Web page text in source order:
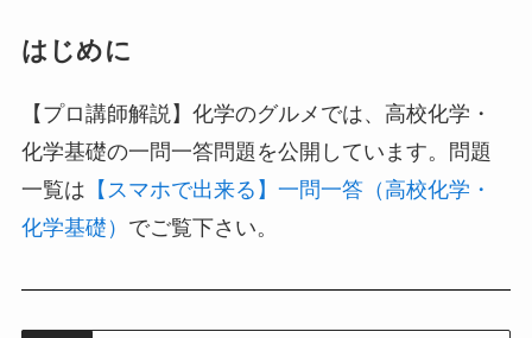
はじめに
【プロ講師解説】化学のグルメでは、高校化学・
化学基礎の一問一答問題を公開しています。問題
一覧は 【スマホで出来る】一問一答（高校化学・
化学基礎） でご覧下さい。